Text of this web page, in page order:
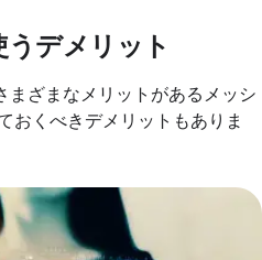
デメリット
ざまなメリットがあるメッシ
おくべきデメリットもありま